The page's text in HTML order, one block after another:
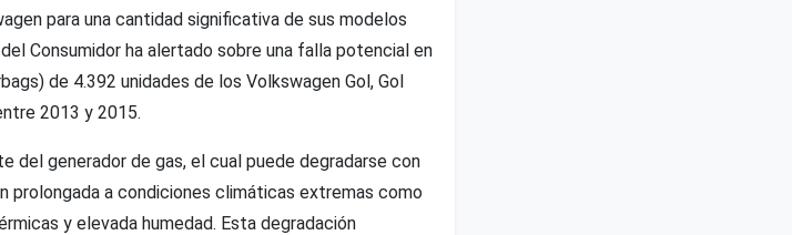
para una cantidad significativa de sus modelos
Consumidor ha alertado sobre una falla potencial en
de 4.392 unidades de los Volkswagen Gol, Gol
2013 y 2015.
generador de gas, el cual puede degradarse con
prolongada a condiciones climáticas extremas como
y elevada humedad. Esta degradación